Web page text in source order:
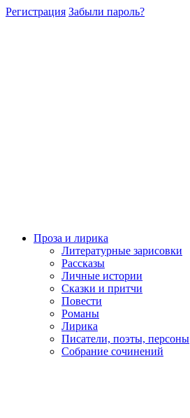
Регистрация Забыли пароль?
Проза и лирика
Литературные зарисовки
Рассказы
Личные истории
Сказки и притчи
Повести
Романы
Лирика
Писатели, поэты, персоны
Собрание сочинений